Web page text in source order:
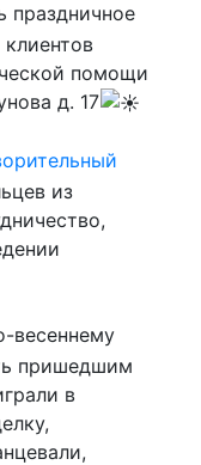
праздничное
помощи
д. 17
из
весеннему
пришедшим
в